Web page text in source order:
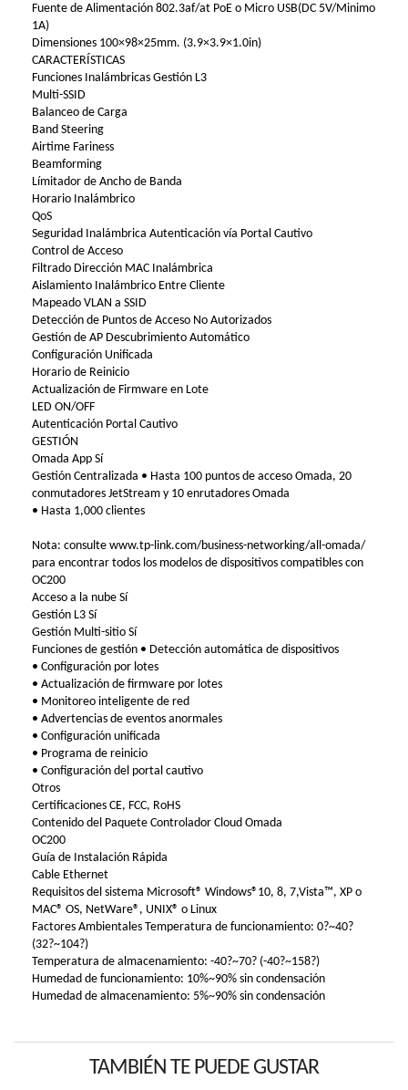
Fuente de Alimentación 802.3af/at PoE o Micro USB(DC 5V/Minimo
1A)
Dimensiones 100×98×25mm. (3.9×3.9×1.0in)
CARACTERÍSTICAS
Funciones Inalámbricas Gestión L3
Multi-SSID
Balanceo de Carga
Band Steering
Airtime Fariness
Beamforming
Límitador de Ancho de Banda
Horario Inalámbrico
QoS
Seguridad Inalámbrica Autenticación vía Portal Cautivo
Control de Acceso
Filtrado Dirección MAC Inalámbrica
Aislamiento Inalámbrico Entre Cliente
Mapeado VLAN a SSID
Detección de Puntos de Acceso No Autorizados
Gestión de AP Descubrimiento Automático
Configuración Unificada
Horario de Reinicio
Actualización de Firmware en Lote
LED ON/OFF
Autenticación Portal Cautivo
GESTIÓN
Omada App Sí
Gestión Centralizada • Hasta 100 puntos de acceso Omada, 20
conmutadores JetStream y 10 enrutadores Omada
• Hasta 1,000 clientes
Nota: consulte www.tp-link.com/business-networking/all-omada/
para encontrar todos los modelos de dispositivos compatibles con
OC200
Acceso a la nube Sí
Gestión L3 Sí
Gestión Multi-sitio Sí
Funciones de gestión • Detección automática de dispositivos
• Configuración por lotes
• Actualización de firmware por lotes
• Monitoreo inteligente de red
• Advertencias de eventos anormales
• Configuración unificada
• Programa de reinicio
• Configuración del portal cautivo
Otros
Certificaciones CE, FCC, RoHS
Contenido del Paquete Controlador Cloud Omada
OC200
Guía de Instalación Rápida
Cable Ethernet
Requisitos del sistema Microsoft® Windows®10, 8, 7,Vista™, XP o
MAC® OS, NetWare®, UNIX® o Linux
Factores Ambientales Temperatura de funcionamiento: 0?~40?
(32?~104?)
Temperatura de almacenamiento: -40?~70? (-40?~158?)
Humedad de funcionamiento: 10%~90% sin condensación
Humedad de almacenamiento: 5%~90% sin condensación
TAMBIÉN TE PUEDE GUSTAR